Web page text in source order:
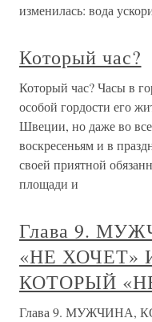
изменилась: вода
Который час?
Который час? Часы в
особой гордости его
Швеции, но даже во
воскресеньям и в
своей приятной
площади и
Глава 9.
«НЕ
КОТОРЫЙ
Глава 9. МУЖЧИНА,